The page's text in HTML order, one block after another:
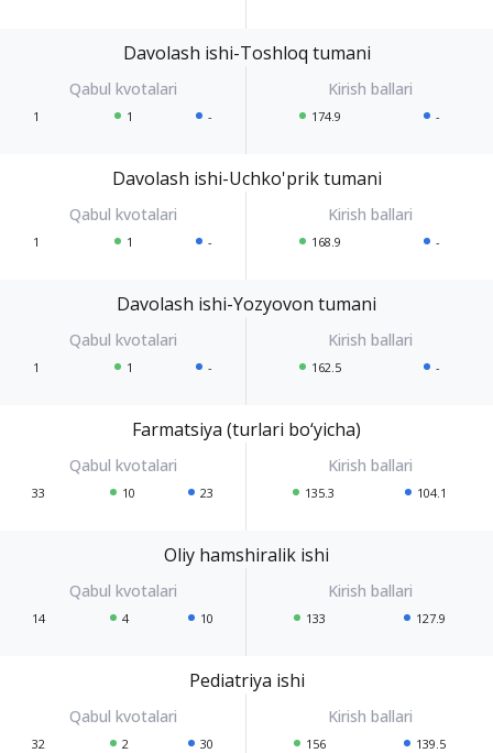
Davolash ishi-Toshloq tumani
1 1 - 174.9 -
Davolash ishi-Uchko'prik tumani
1 1 - 168.9 -
Davolash ishi-Yozyovon tumani
1 1 - 162.5 -
Farmatsiya (turlari bo‘yicha)
33 10 23 135.3 104.1
Oliy hamshiralik ishi
14 4 10 133 127.9
Pediatriya ishi
32 2 30 156 139.5